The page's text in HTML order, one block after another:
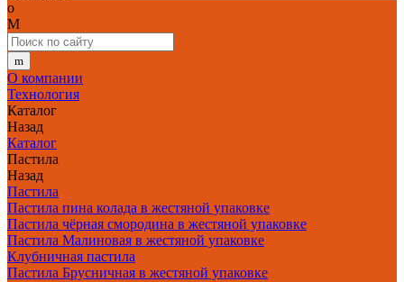
О компании
Технология
Каталог
Назад
Каталог
Пастила
Назад
Пастила
Пастила пина колада в жестяной упаковке
Пастила чёрная смородина в жестяной упаковке
Пастила Малиновая в жестяной упаковке
Клубничная пастила
Пастила Брусничная в жестяной упаковке